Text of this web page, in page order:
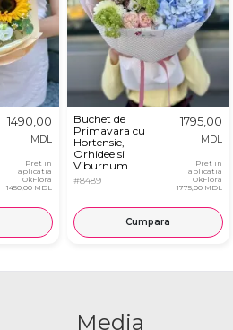
1490,00
MDL
Pret in
aplicatia
OkFlora
1450,00 MDL
Buchet de
Primavara cu
Hortensie,
Orhidee si
Viburnum
#8489
1795,00
MDL
Pret in
aplicatia
OkFlora
1775,00 MDL
Cumpara
Media